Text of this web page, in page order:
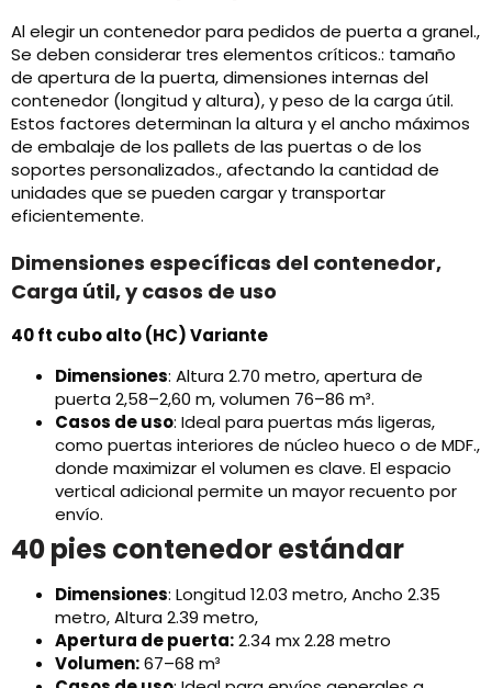
Al elegir un contenedor para pedidos de puerta a granel.,
Se deben considerar tres elementos críticos.: tamaño
de apertura de la puerta, dimensiones internas del
contenedor (longitud y altura), y peso de la carga útil.
Estos factores determinan la altura y el ancho máximos
de embalaje de los pallets de las puertas o de los
soportes personalizados., afectando la cantidad de
unidades que se pueden cargar y transportar
eficientemente.
Dimensiones específicas del contenedor,
Carga útil, y casos de uso
40 ft cubo alto (HC) Variante
Dimensiones: Altura 2.70 metro, apertura de
puerta 2,58–2,60 m, volumen 76–86 m³.
Casos de uso: Ideal para puertas más ligeras,
como puertas interiores de núcleo hueco o de MDF.,
donde maximizar el volumen es clave. El espacio
vertical adicional permite un mayor recuento por
envío.
40 pies contenedor estándar
Dimensiones: Longitud 12.03 metro, Ancho 2.35
metro, Altura 2.39 metro,
Apertura de puerta:2.34 mx 2.28 metro
Volumen:67–68 m³